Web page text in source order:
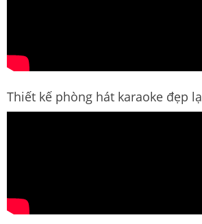
Thiết kế phòng hát karaoke đẹp lạ